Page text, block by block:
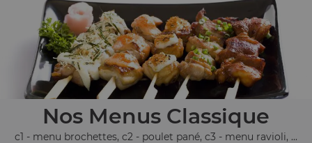
Nos Menus Classique
c1 - menu brochettes, c2 - poulet pané, c3 - menu ravioli, ...